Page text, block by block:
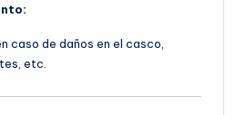
caso de daños en el casco,
etc.